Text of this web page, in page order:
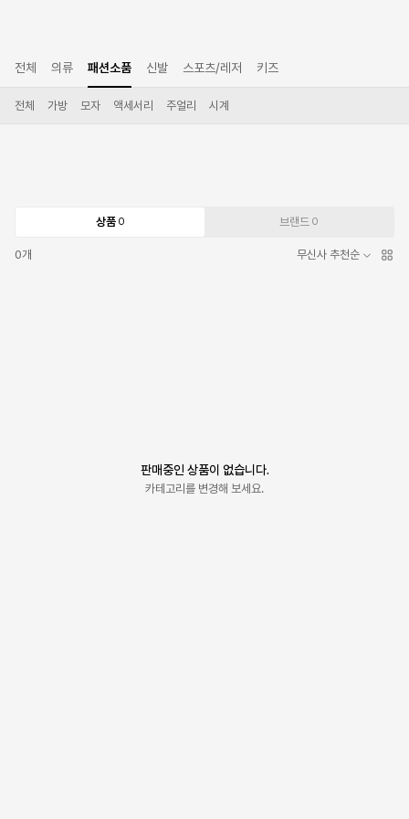
전체 의류 패션소품 신발 스포츠/레저 키즈
전체 가방 모자 액세서리 주얼리 시계
상품 0 브랜드 0
0개 무신사 추천순
판매중인 상품이 없습니다.
카테고리를 변경해 보세요.